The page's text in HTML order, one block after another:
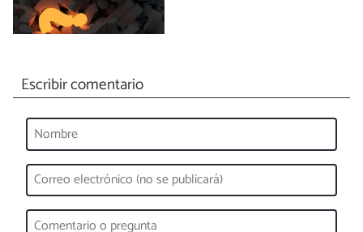
Escribir comentario